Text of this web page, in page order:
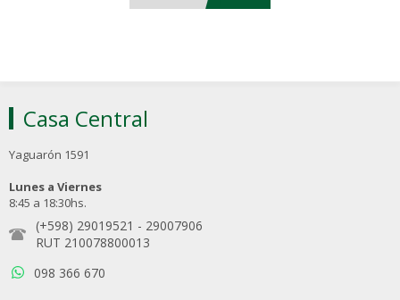
Casa Central
Yaguarón 1591
Lunes a Viernes
8:45 a 18:30hs.
(+598) 29019521 - 29007906
RUT 210078800013
098 366 670